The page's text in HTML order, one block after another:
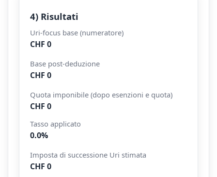
4) Risultati
Uri-focus base (numeratore)
CHF 0
Base post-deduzione
CHF 0
Quota imponibile (dopo esenzioni e quota)
CHF 0
Tasso applicato
0.0%
Imposta di successione Uri stimata
CHF 0